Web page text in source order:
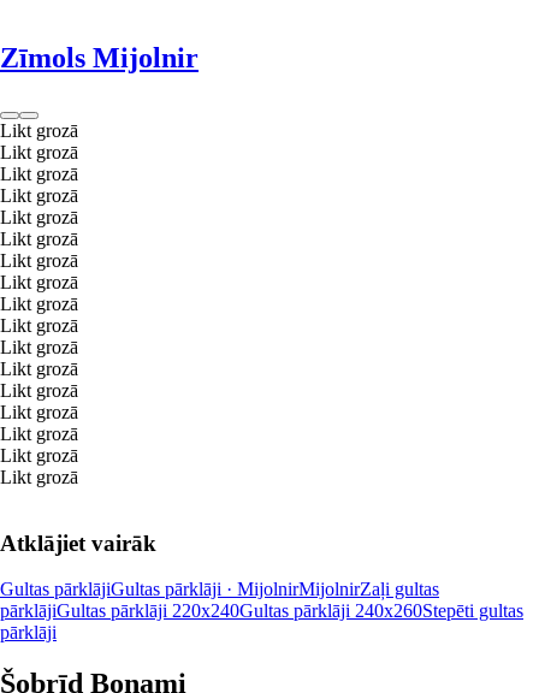
Zīmols Mijolnir
Likt grozā
Likt grozā
Likt grozā
Likt grozā
Likt grozā
Likt grozā
Likt grozā
Likt grozā
Likt grozā
Likt grozā
Likt grozā
Likt grozā
Likt grozā
Likt grozā
Likt grozā
Likt grozā
Likt grozā
Atklājiet vairāk
Gultas pārklājiGultas pārklāji · MijolnirMijolnirZaļi gultas
pārklājiGultas pārklāji 220x240Gultas pārklāji 240x260Stepēti gultas
pārklāji
Šobrīd Bonami